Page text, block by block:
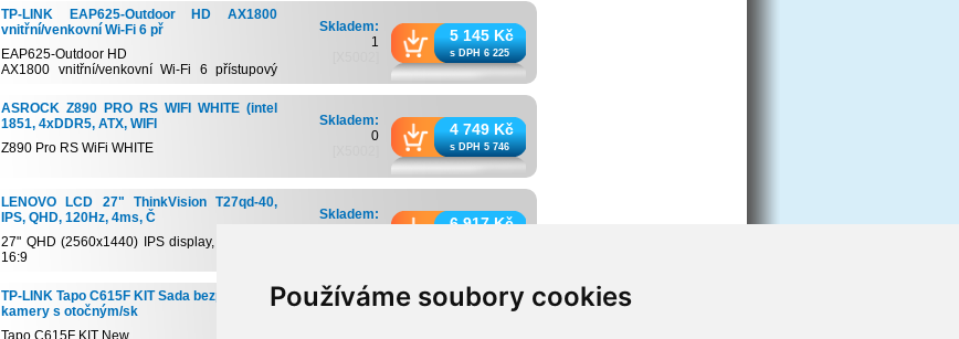
Používáme soubory cookies
TP-LINK EAP625-Outdoor HD AX1800
vnitřní/venkovní Wi-Fi 6 př
EAP625-Outdoor HD
AX1800 vnitřní/venkovní Wi-Fi 6 přístupový
Wi...
Skladem:
1
5 145 Kč
s DPH 6 225
ASROCK Z890 PRO RS WIFI WHITE (intel
1851, 4xDDR5, ATX, WIFI
Z890 Pro RS WiFi WHITE
Podporuje procesory Intel® Core ™ Ultra (řa...
Skladem:
0
4 749 Kč
s DPH 5 746
LENOVO LCD 27" ThinkVision T27qd-40,
IPS, QHD, 120Hz, 4ms, Č
27" QHD (2560x1440) IPS display, Anti-glare
16:9
Skladem:
6 917 Kč
TP-LINK Tapo C615F KIT Sada bezpečnostní
kamery s otočným/sk
Tapo C615F KIT New
Skladem:
2 607 Kč